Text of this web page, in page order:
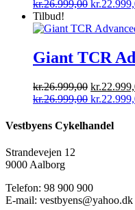
var:
kr.26.999,00 Den
pris
kr.
Tilbud!
Giant TCR
kr.26.999,00 Den
var:
kr.
kr.26.999,00 Den
pris
kr.
Vestbyens Cykelhandel
Strandevejen 12
9000 Aalborg
Telefon: 98 900 900
E-mail: vestbyens@yahoo.dk